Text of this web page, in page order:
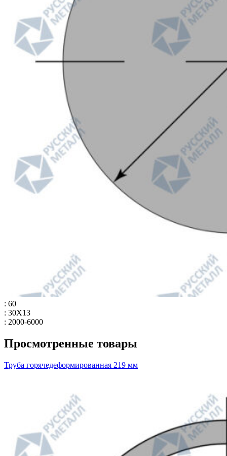
: 60
: 30Х13
: 2000-6000
Просмотренные товары
Труба горячедеформированная 219 мм